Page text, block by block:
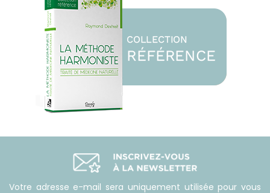
Votre adresse e-mail sera uniquement utilisée pour vous